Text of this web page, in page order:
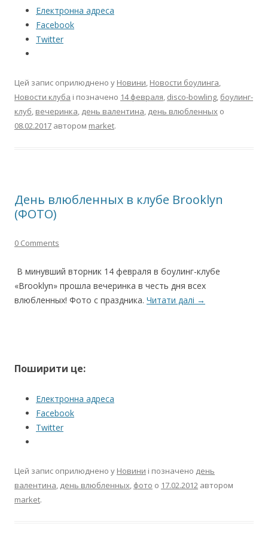
Електронна адреса
Facebook
Twitter
Цей запис оприлюднено у Новини, Новости боулинга,
Новости клуба і позначено 14 февраля, disco-bowling, боулинг-
клуб, вечеринка, день валентина, день влюбленных о
08.02.2017 автором market.
День влюбленных в клубе Brooklyn
(ФОТО)
0 Comments
В минувший вторник 14 февраля в боулинг-клубе
«Brooklyn» прошла вечеринка в честь дня всех
влюбленных! Фото с праздника. Читати далі →
Поширити це:
Електронна адреса
Facebook
Twitter
Цей запис оприлюднено у Новини і позначено день
валентина, день влюбленных, фото о 17.02.2012 автором
market.